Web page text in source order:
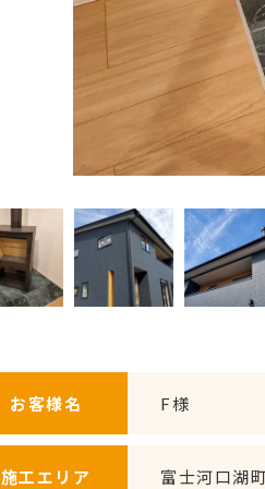
お客様名 F様
施工エリア 富士河口湖